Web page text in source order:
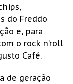
do Freddo
e, para
o rock n’roll
Café.
de geração